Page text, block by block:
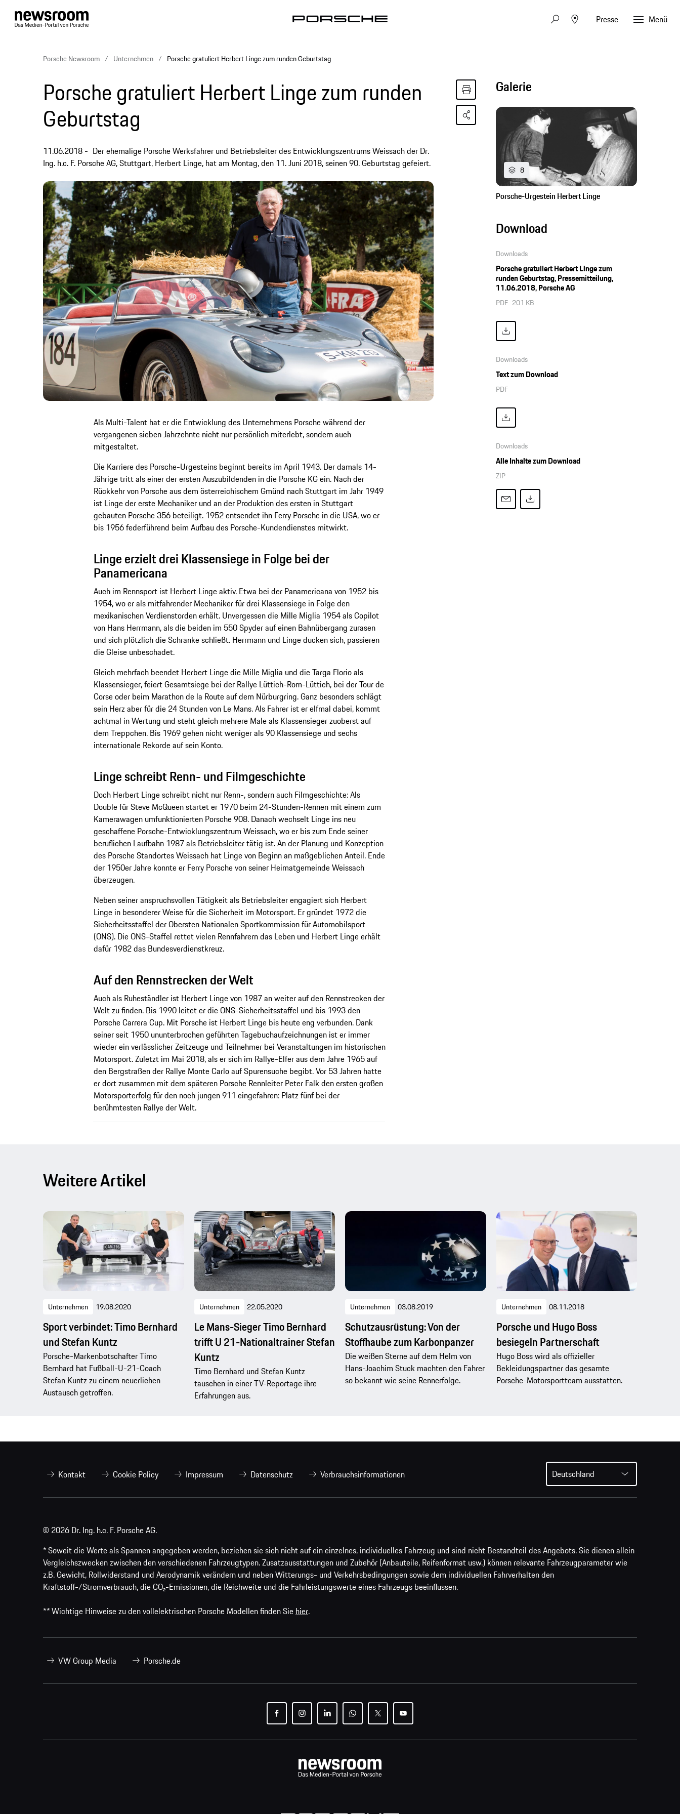
Presse Menü
Porsche Newsroom Unternehmen Porsche gratuliert Herbert Linge zum runden Geburtstag
Porsche gratuliert Herbert Linge zum runden
Geburtstag
11.06.2018
Der ehemalige Porsche Werksfahrer und Betriebsleiter des Entwicklungszentrums Weissach der Dr.
Ing. h.c. F. Porsche AG, Stuttgart, Herbert Linge, hat am Montag, den 11. Juni 2018, seinen 90. Geburtstag gefeiert.
Als Multi-Talent hat er die Entwicklung des Unternehmens Porsche während der
vergangenen sieben Jahrzehnte nicht nur persönlich miterlebt, sondern auch
mitgestaltet.
Die Karriere des Porsche-Urgesteins beginnt bereits im April 1943. Der damals 14-
Jährige tritt als einer der ersten Auszubildenden in die Porsche KG ein. Nach der
Rückkehr von Porsche aus dem österreichischem Gmünd nach Stuttgart im Jahr 1949
ist Linge der erste Mechaniker und an der Produktion des ersten in Stuttgart
gebauten Porsche 356 beteiligt. 1952 entsendet ihn Ferry Porsche in die USA, wo er
bis 1956 federführend beim Aufbau des Porsche-Kundendienstes mitwirkt.
Linge erzielt drei Klassensiege in Folge bei der
Panamericana
Auch im Rennsport ist Herbert Linge aktiv. Etwa bei der Panamericana von 1952 bis
1954, wo er als mitfahrender Mechaniker für drei Klassensiege in Folge den
mexikanischen Verdienstorden erhält. Unvergessen die Mille Miglia 1954 als Copilot
von Hans Herrmann, als die beiden im 550 Spyder auf einen Bahnübergang zurasen
und sich plötzlich die Schranke schließt. Herrmann und Linge ducken sich, passieren
die Gleise unbeschadet.
Gleich mehrfach beendet Herbert Linge die Mille Miglia und die Targa Florio als
Klassensieger, feiert Gesamtsiege bei der Rallye Lüttich-Rom-Lüttich, bei der Tour de
Corse oder beim Marathon de la Route auf dem Nürburgring. Ganz besonders schlägt
sein Herz aber für die 24 Stunden von Le Mans. Als Fahrer ist er elfmal dabei, kommt
achtmal in Wertung und steht gleich mehrere Male als Klassensieger zuoberst auf
dem Treppchen. Bis 1969 gehen nicht weniger als 90 Klassensiege und sechs
internationale Rekorde auf sein Konto.
Linge schreibt Renn- und Filmgeschichte
Doch Herbert Linge schreibt nicht nur Renn-, sondern auch Filmgeschichte: Als
Double für Steve McQueen startet er 1970 beim 24-Stunden-Rennen mit einem zum
Kamerawagen umfunktionierten Porsche 908. Danach wechselt Linge ins neu
geschaffene Porsche-Entwicklungszentrum Weissach, wo er bis zum Ende seiner
beruflichen Laufbahn 1987 als Betriebsleiter tätig ist. An der Planung und Konzeption
des Porsche Standortes Weissach hat Linge von Beginn an maßgeblichen Anteil. Ende
der 1950er Jahre konnte er Ferry Porsche von seiner Heimatgemeinde Weissach
überzeugen.
Neben seiner anspruchsvollen Tätigkeit als Betriebsleiter engagiert sich Herbert
Linge in besonderer Weise für die Sicherheit im Motorsport. Er gründet 1972 die
Sicherheitsstaffel der Obersten Nationalen Sportkommission für Automobilsport
(ONS). Die ONS-Staffel rettet vielen Rennfahrern das Leben und Herbert Linge erhält
dafür 1982 das Bundesverdienstkreuz.
Auf den Rennstrecken der Welt
Auch als Ruheständler ist Herbert Linge von 1987 an weiter auf den Rennstrecken der
Welt zu finden. Bis 1990 leitet er die ONS-Sicherheitsstaffel und bis 1993 den
Porsche Carrera Cup. Mit Porsche ist Herbert Linge bis heute eng verbunden. Dank
seiner seit 1950 ununterbrochen geführten Tagebuchaufzeichnungen ist er immer
wieder ein verlässlicher Zeitzeuge und Teilnehmer bei Veranstaltungen im historischen
Motorsport. Zuletzt im Mai 2018, als er sich im Rallye-Elfer aus dem Jahre 1965 auf
den Bergstraßen der Rallye Monte Carlo auf Spurensuche begibt. Vor 53 Jahren hatte
er dort zusammen mit dem späteren Porsche Rennleiter Peter Falk den ersten großen
Motorsporterfolg für den noch jungen 911 eingefahren: Platz fünf bei der
berühmtesten Rallye der Welt.
Galerie
8
Porsche-Urgestein Herbert Linge
Download
Downloads
Porsche gratuliert Herbert Linge zum
runden Geburtstag, Pressemitteilung,
11.06.2018, Porsche AG
PDF 201 KB
Downloads
Text zum Download
PDF
Downloads
Alle Inhalte zum Download
ZIP
Weitere Artikel
Unternehmen 19.08.2020
Sport verbindet: Timo Bernhard
und Stefan Kuntz
Porsche-Markenbotschafter Timo
Bernhard hat Fußball-U-21-Coach
Stefan Kuntz zu einem neuerlichen
Austausch getroffen.
Unternehmen 22.05.2020
Le Mans-Sieger Timo Bernhard
trifft U 21-Nationaltrainer Stefan
Kuntz
Timo Bernhard und Stefan Kuntz
tauschen in einer TV-Reportage ihre
Erfahrungen aus.
Unternehmen 03.08.2019
Schutzausrüstung: Von der
Stoffhaube zum Karbonpanzer
Die weißen Sterne auf dem Helm von
Hans-Joachim Stuck machten den Fahrer
so bekannt wie seine Rennerfolge.
Unternehmen 08.11.2018
Porsche und Hugo Boss
besiegeln Partnerschaft
Hugo Boss wird als offizieller
Bekleidungspartner das gesamte
Porsche-Motorsportteam ausstatten.
Kontakt Cookie Policy Impressum Datenschutz Verbrauchsinformationen Deutschland
© 2026 Dr. Ing. h.c. F. Porsche AG.
* Soweit die Werte als Spannen angegeben werden, beziehen sie sich nicht auf ein einzelnes, individuelles Fahrzeug und sind nicht Bestandteil des Angebots. Sie dienen allein
Vergleichszwecken zwischen den verschiedenen Fahrzeugtypen. Zusatzausstattungen und Zubehör (Anbauteile, Reifenformat usw.) können relevante Fahrzeugparameter wie
z.B. Gewicht, Rollwiderstand und Aerodynamik verändern und neben Witterungs- und Verkehrsbedingungen sowie dem individuellen Fahrverhalten den
Kraftstoff-/Stromverbrauch, die CO₂-Emissionen, die Reichweite und die Fahrleistungswerte eines Fahrzeugs beeinflussen.
** Wichtige Hinweise zu den vollelektrischen Porsche Modellen finden Sie hier.
VW Group Media Porsche.de